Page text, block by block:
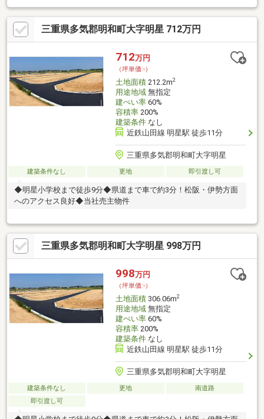
三重県多気郡明和町大字明星 712万円
712万円
（坪単価:-）
土地面積212.2m2
用途地域無指定
建ぺい率60%
容積率200%
建築条件なし
近鉄山田線 明星駅 徒歩11分
三重県多気郡明和町大字明星
建築条件なし 更地 即引渡し可
◆明星小学校まで徒歩9分◆県道まで車で約3分！松阪・伊勢方面
へのアクセス良好◆当社売主物件
三重県多気郡明和町大字明星 998万円
998万円
（坪単価:-）
土地面積306.06m2
用途地域無指定
建ぺい率60%
容積率200%
建築条件なし
近鉄山田線 明星駅 徒歩11分
三重県多気郡明和町大字明星
建築条件なし 更地
南道路
即引渡し可